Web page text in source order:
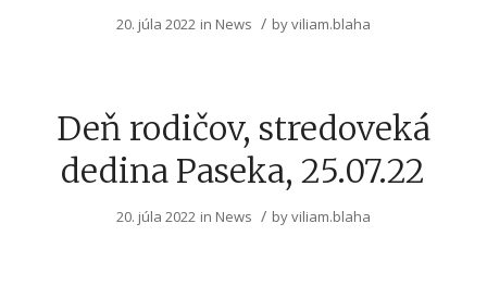
20. júla 2022 in News / byviliam.blaha
Deň rodičov, stredoveká
dedina Paseka, 25.07.22
20. júla 2022 in News / byviliam.blaha